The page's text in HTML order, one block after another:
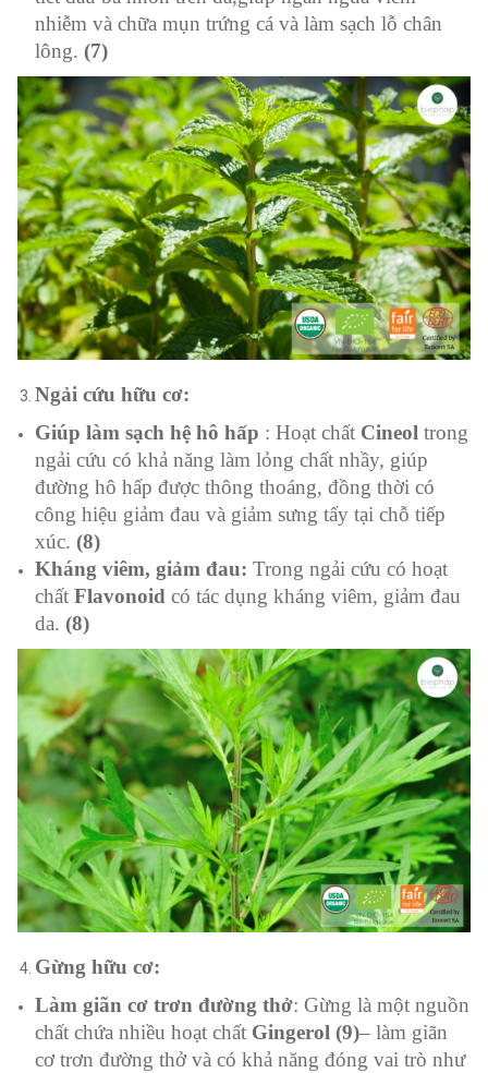
nhiễm và chữa mụn trứng cá và làm sạch lỗ chân
lông. (7)
Ngải cứu hữu cơ:
Giúp làm sạch hệ hô hấp : Hoạt chất Cineol trong
ngải cứu có khả năng làm lỏng chất nhầy, giúp
đường hô hấp được thông thoáng, đồng thời có
công hiệu giảm đau và giảm sưng tấy tại chỗ tiếp
xúc. (8)
Kháng viêm, giảm đau: Trong ngải cứu có hoạt
chất Flavonoid có tác dụng kháng viêm, giảm đau
da. (8)
Gừng hữu cơ:
Làm giãn cơ trơn đường thở: Gừng là một nguồn
chất chứa nhiều hoạt chất Gingerol (9)– làm giãn
cơ trơn đường thở và có khả năng đóng vai trò như